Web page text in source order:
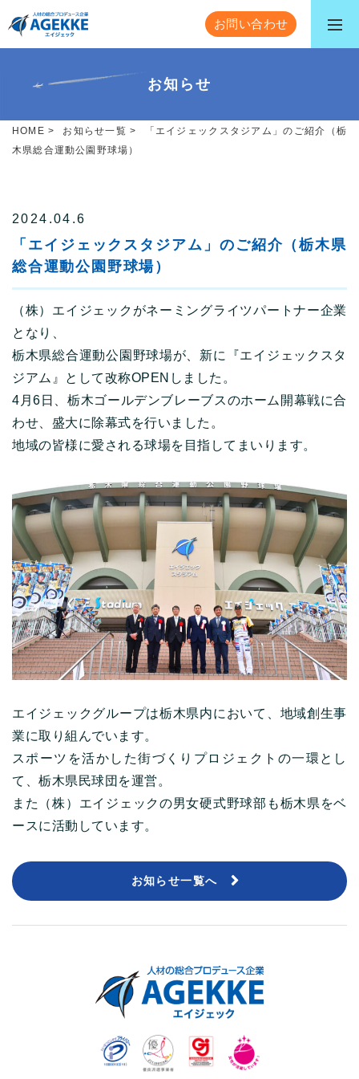
お問い合わせ
お知らせ
HOME > お知らせ一覧 >
「エイジェックスタジアム」のご紹介（栃
木県総合運動公園野球場）
2024.04.6
「エイジェックスタジアム」のご紹介（栃木県
総合運動公園野球場）
（株）エイジェックがネーミングライツパートナー企業
となり、
栃木県総合運動公園野球場が、新に『エイジェックスタ
ジアム』として改称OPENしました。
4月6日、栃木ゴールデンブレーブスのホーム開幕戦に合
わせ、盛大に除幕式を行いました。
地域の皆様に愛される球場を目指してまいります。
エイジェックグループは栃木県内において、地域創生事
業に取り組んでいます。
スポーツを活かした街づくりプロジェクトの一環とし
て、栃木県民球団を運営。
また（株）エイジェックの男女硬式野球部も栃木県をベ
ースに活動しています。
お知らせ一覧へ